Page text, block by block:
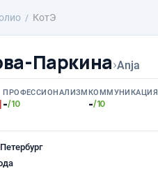
КотЭ
Паркина›Anja
ПРОФЕССИОНАЛИЗМ
-/10
КОММУНИКАЦИЯ
-/10